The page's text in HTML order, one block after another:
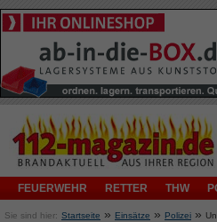
FEUERWEHR RETTER THW
Sie sind hier: Startseite » Einsätze » Polizei »